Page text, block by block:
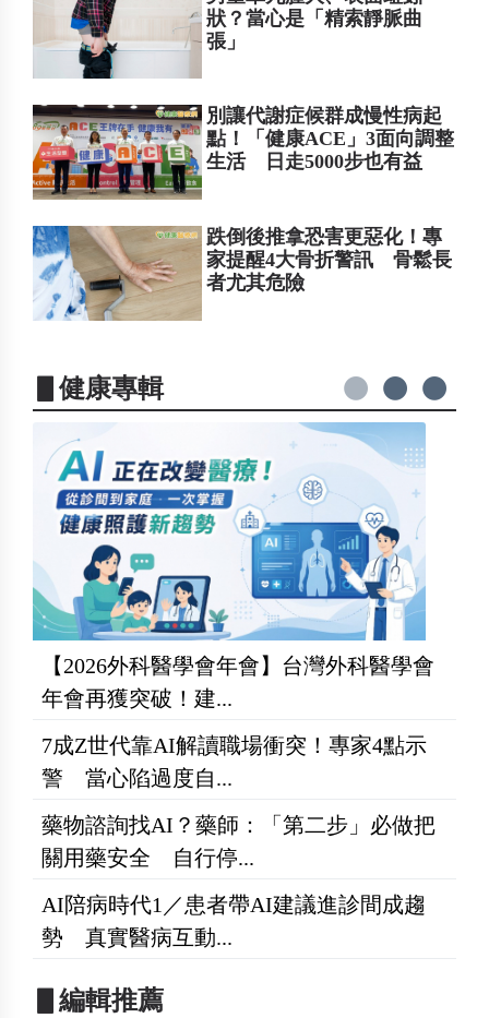
狀？當心是「精索靜脈曲
張」
別讓代謝症候群成慢性病起
點！「健康ACE」3面向調整
生活 日走5000步也有益
跌倒後推拿恐害更惡化！專
家提醒4大骨折警訊 骨鬆長
者尤其危險
▋健康專輯
【2026外科醫學會年會】台灣外科醫學會
年會再獲突破！建...
7成Z世代靠AI解讀職場衝突！專家4點示
警 當心陷過度自...
藥物諮詢找AI？藥師：「第二步」必做把
關用藥安全 自行停...
AI陪病時代1／患者帶AI建議進診間成趨
勢 真實醫病互動...
▋編輯推薦